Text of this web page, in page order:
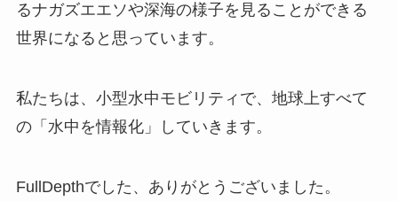
るナガズエエソや深海の様子を見ることができる
世界になると思っています。
私たちは、小型水中モビリティで、地球上すべて
の「水中を情報化」していきます。
FullDepthでした、ありがとうございました。